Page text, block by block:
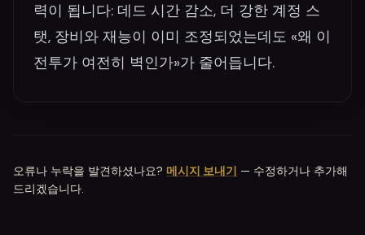
력이 됩니다: 데드 시간 감소, 더 강한 계정 스
탯, 장비와 재능이 이미 조정되었는데도 «왜 이
전투가 여전히 벽인가»가 줄어듭니다.
오류나 누락을 발견하셨나요? 메시지 보내기 — 수정하거나 추가해
드리겠습니다.